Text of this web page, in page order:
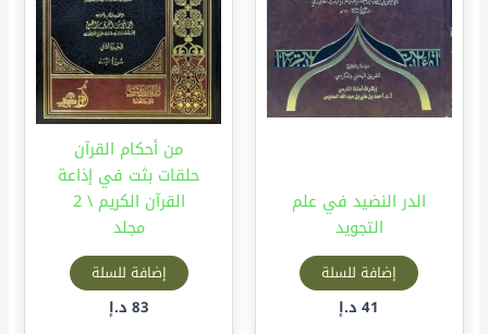
الدر النضيد في علم
التجويد
إضافة للسلة
41 د.إ
من أحكام القرآن
حلقات بثت في إذاعة
القرآن الكريم \ 2
مجلد
إضافة للسلة
83 د.إ